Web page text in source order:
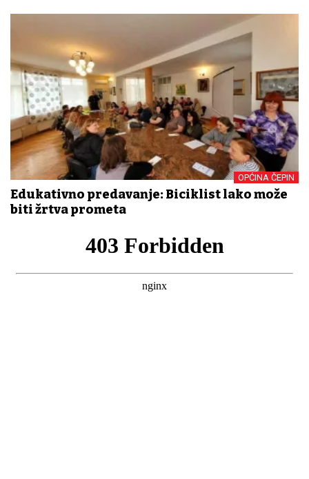
OPĆINA ČEPIN
Edukativno predavanje: Biciklist lako može
biti žrtva prometa